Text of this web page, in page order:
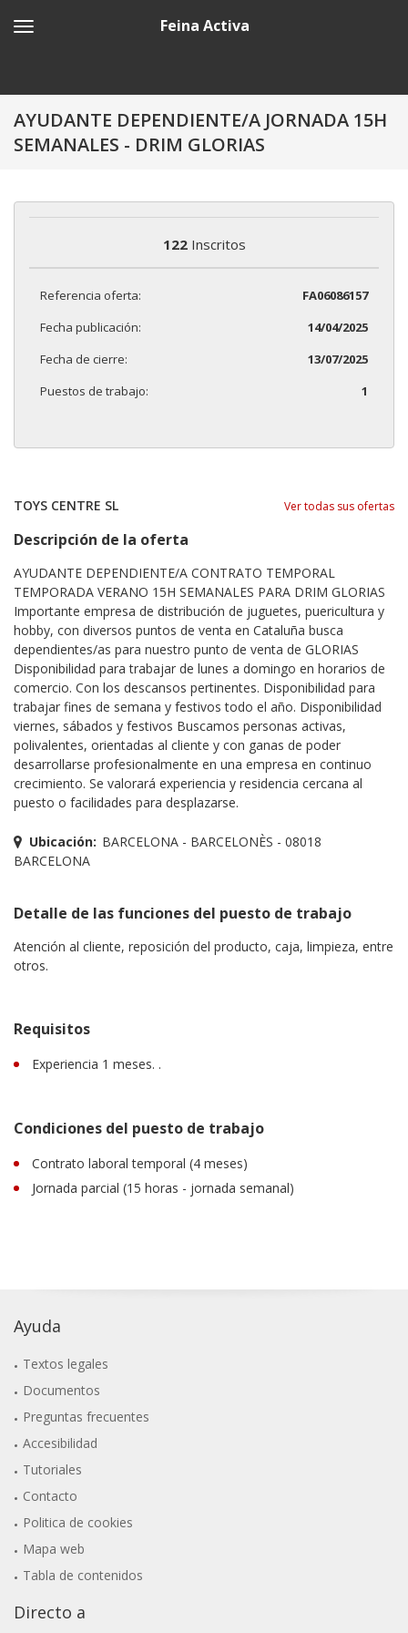
Feina Activa
AYUDANTE DEPENDIENTE/A JORNADA 15H
SEMANALES - DRIM GLORIAS
122Inscritos
Referencia oferta:
FA06086157
Fecha publicación:
14/04/2025
Fecha de cierre:
13/07/2025
Puestos de trabajo:
1
TOYS CENTRE SL Ver todas sus ofertas
Descripción de la oferta
AYUDANTE DEPENDIENTE/A CONTRATO TEMPORAL
TEMPORADA VERANO 15H SEMANALES PARA DRIM GLORIAS
Importante empresa de distribución de juguetes, puericultura y
hobby, con diversos puntos de venta en Cataluña busca
dependientes/as para nuestro punto de venta de GLORIAS
Disponibilidad para trabajar de lunes a domingo en horarios de
comercio. Con los descansos pertinentes. Disponibilidad para
trabajar fines de semana y festivos todo el año. Disponibilidad
viernes, sábados y festivos Buscamos personas activas,
polivalentes, orientadas al cliente y con ganas de poder
desarrollarse profesionalmente en una empresa en continuo
crecimiento. Se valorará experiencia y residencia cercana al
puesto o facilidades para desplazarse.
Ubicación: BARCELONA - BARCELONÈS - 08018
BARCELONA
Detalle de las funciones del puesto de trabajo
Atención al cliente, reposición del producto, caja, limpieza, entre
otros.
Requisitos
Experiencia 1 meses. .
Condiciones del puesto de trabajo
Contrato laboral temporal (4 meses)
Jornada parcial (15 horas - jornada semanal)
Ayuda
Textos legales
Documentos
Preguntas frecuentes
Accesibilidad
Tutoriales
Contacto
Politica de cookies
Mapa web
Tabla de contenidos
Directo a